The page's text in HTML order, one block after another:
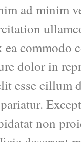
ad minim
commodo
dolor in
esse cillum
non